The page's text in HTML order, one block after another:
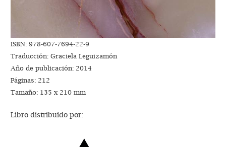
ISBN: 978-607-7694-22-9
Traducción: Graciela Leguizamón
Año de publicación: 2014
Páginas: 212
Tamaño: 135 x 210 mm
Libro distribuido por: